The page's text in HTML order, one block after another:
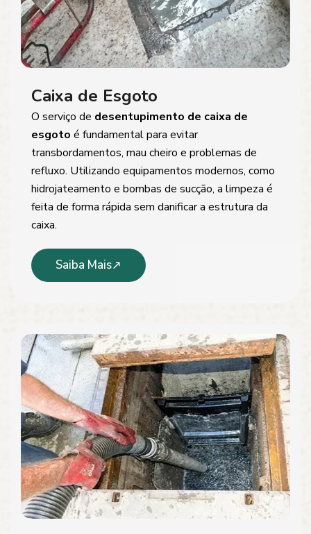
Caixa de Esgoto
O serviço de desentupimento de caixa de
esgoto é fundamental para evitar
transbordamentos, mau cheiro e problemas de
refluxo. Utilizando equipamentos modernos, como
hidrojateamento e bombas de sucção, a limpeza é
feita de forma rápida sem danificar a estrutura da
caixa.
Saiba Mais